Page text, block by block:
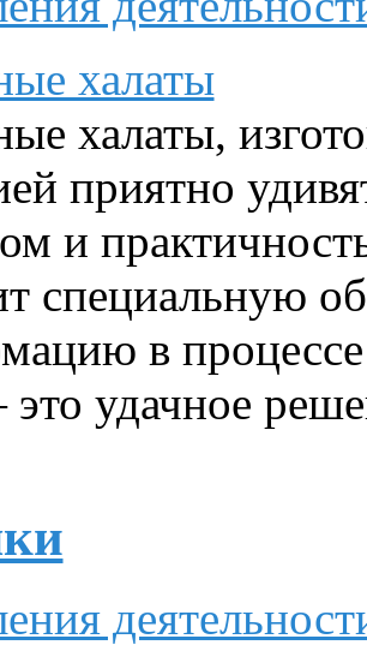
халаты
халаты,
приятно
и
специальную
в
удачное